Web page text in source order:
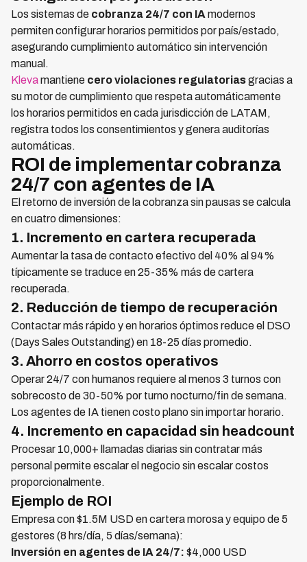
Los sistemas de cobranza 24/7 con IAmodernos
permiten configurar horarios permitidos por país/estado,
asegurando cumplimiento automático sin intervención
manual.
Klevamantiene cero violaciones regulatoriasgracias a
su motor de cumplimiento que respeta automáticamente
los horarios permitidos en cada jurisdicción de LATAM,
registra todos los consentimientos y genera auditorías
automáticas.
ROI de implementar cobranza
24/7 con agentes de IA
El retorno de inversión de la cobranza sin pausas se calcula
en cuatro dimensiones:
1. Incremento en cartera recuperada
Aumentar la tasa de contacto efectivo del 40% al 94%
típicamente se traduce en 25-35% más de cartera
recuperada.
2. Reducción de tiempo de recuperación
Contactar más rápido y en horarios óptimos reduce el DSO
(Days Sales Outstanding) en 18-25 días promedio.
3. Ahorro en costos operativos
Operar 24/7 con humanos requiere al menos 3 turnos con
sobrecosto de 30-50% por turno nocturno/fin de semana.
Los agentes de IA tienen costo plano sin importar horario.
4. Incremento en capacidad sin headcount
Procesar 10,000+ llamadas diarias sin contratar más
personal permite escalar el negocio sin escalar costos
proporcionalmente.
Ejemplo de ROI
Empresa con $1.5M USD en cartera morosa y equipo de 5
gestores (8 hrs/día, 5 días/semana):
Inversión en agentes de IA 24/7: $4,000 USD